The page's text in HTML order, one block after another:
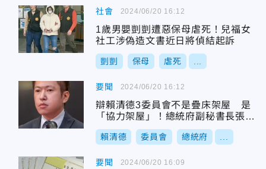
社會
1歲男嬰剴剴遭惡保母虐死！兒福女
社工涉偽造文書近日將偵結起訴
剴剴 保母 虐死
2024/06/20 16:12
要聞
辯賴清德3委員會不是疊床架屋 是
「協力架屋」！總統府副秘書長張惇
涵發奇文
賴清德 委員會 總統府
2024/06/20 16:12
要聞 2024/06/20 16:09